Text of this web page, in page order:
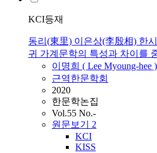
KCI등재
동리(東里) 이은상(李殷相) 한
귀 가계문학의 특성과 차이를
이명희 ( Lee Myoung-hee )
근역한문학회
2020
한문학논집
Vol.55 No.-
원문보기 2
KCI
KISS